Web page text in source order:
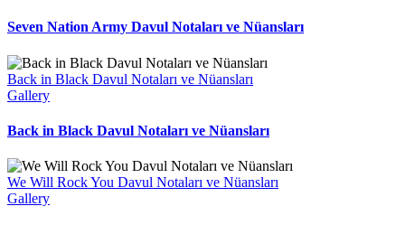
Seven Nation Army Davul Notaları ve Nüansları
Back in Black Davul Notaları ve Nüansları
Gallery
Back in Black Davul Notaları ve Nüansları
We Will Rock You Davul Notaları ve Nüansları
Gallery